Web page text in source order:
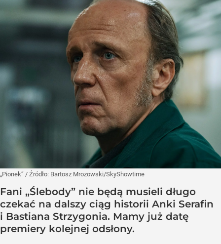
„Pionek” / Źródło: Bartosz Mrozowski/SkyShowtime
Fani „Ślebody” nie będą musieli długo
czekać na dalszy ciąg historii Anki Serafin
i Bastiana Strzygonia. Mamy już datę
premiery kolejnej odsłony.